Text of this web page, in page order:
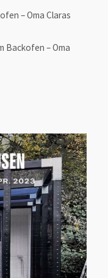
– Oma Claras
Backofen – Oma